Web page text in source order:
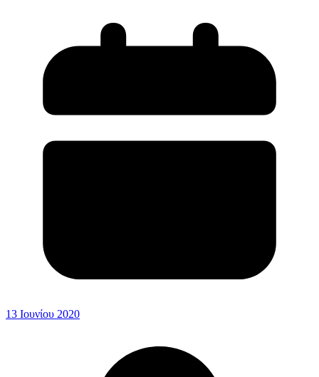
13 Ιουνίου 2020